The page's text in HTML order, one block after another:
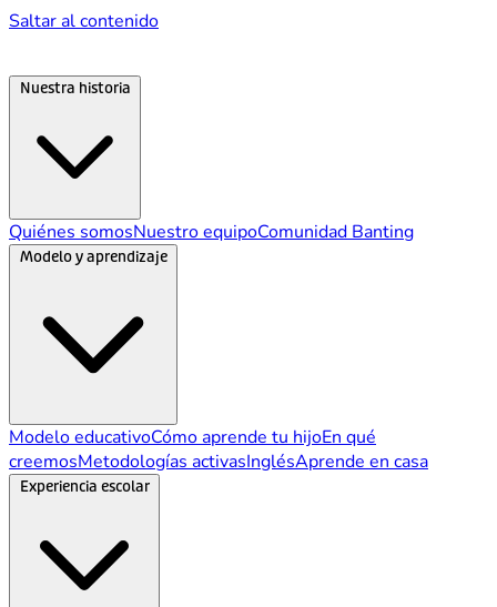
Saltar al contenido
Quiénes somosNuestro equipoComunidad Banting
Modelo y aprendizaje
Modelo educativoCómo aprende tu hijoEn qué
creemosMetodologías activasInglésAprende en casa
Experiencia escolar